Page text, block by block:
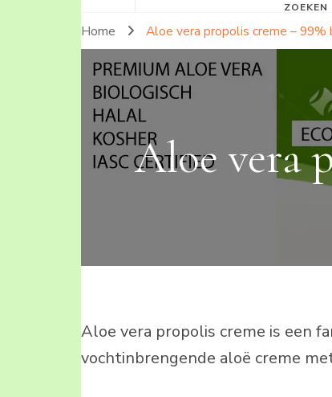
ZOEKEN
Home Aloe vera propolis creme – 99%
Aloe vera
Aloe vera propolis creme is een
vochtinbrengende aloë creme